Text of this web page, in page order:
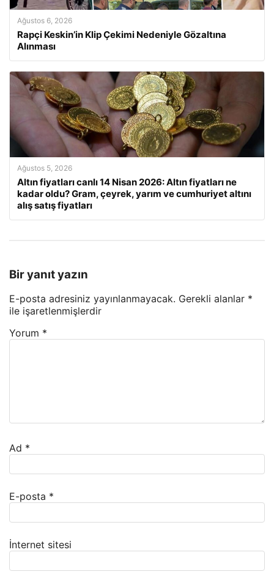
Ağustos 6, 2026
Rapçi Keskin’in Klip Çekimi Nedeniyle Gözaltına
Alınması
Ağustos 5, 2026
Altın fiyatları canlı 14 Nisan 2026: Altın fiyatları ne
kadar oldu? Gram, çeyrek, yarım ve cumhuriyet altını
alış satış fiyatları
Bir yanıt yazın
E-posta adresiniz yayınlanmayacak. Gerekli alanlar *
ile işaretlenmişlerdir
Yorum *
Ad *
E-posta *
İnternet sitesi